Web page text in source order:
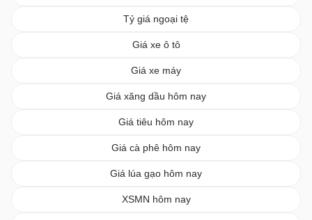
Tỷ giá ngoại tệ
Giá xe ô tô
Giá xe máy
Giá xăng dầu hôm nay
Giá tiêu hôm nay
Giá cà phê hôm nay
Giá lúa gạo hôm nay
XSMN hôm nay